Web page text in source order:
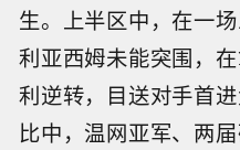
生。上半区中，在一
利亚西姆未能突围，
利逆转，目送对手首
比中，温网亚军、两